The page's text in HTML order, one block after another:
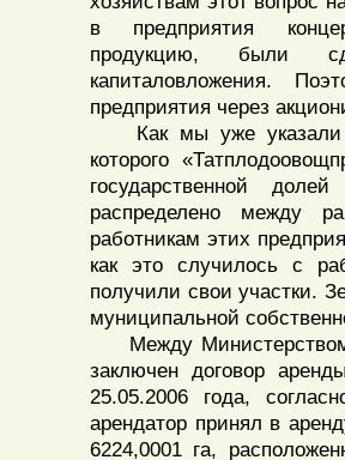
в предприятия
продукцию, были
капиталовложения.
предприятия через
Как мы уже указали
которого
государственной
распределено между
работникам этих
как это случилось с
получили свои участки.
муниципальной
Между
заключен договор
25.05.2006 года,
арендатор принял в
6224,0001 га,